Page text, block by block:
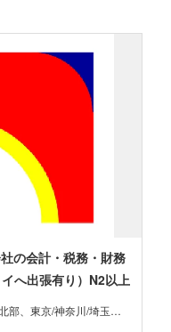
の会計・税務・財務
へ出張有り）N2以上
部、東京/神奈川/埼玉/